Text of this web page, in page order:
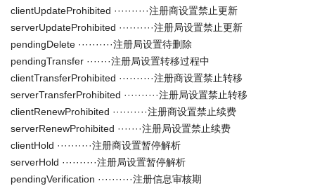
clientUpdateProhibited ··········注册商设置禁止更新
serverUpdateProhibited ··········注册局设置禁止更新
pendingDelete ··········注册局设置待删除
pendingTransfer ·······注册局设置转移过程中
clientTransferProhibited ··········注册商设置禁止转移
serverTransferProhibited ··········注册局设置禁止转移
clientRenewProhibited ··········注册商设置禁止续费
serverRenewProhibited ·······注册局设置禁止续费
clientHold ··········注册商设置暂停解析
serverHold ··········注册局设置暂停解析
pendingVerification ··········注册信息审核期